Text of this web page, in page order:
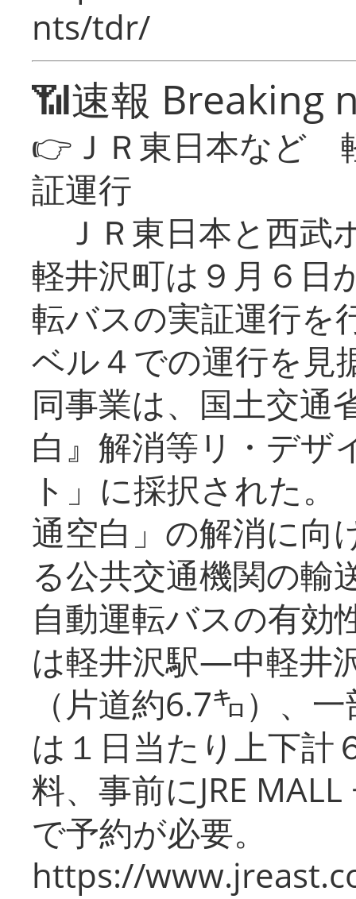
nts/tdr/
📶速報 Breaking
👉ＪＲ東日本など
証運行
ＪＲ東日本と西武
軽井沢町は９月６日
転バスの実証運行を
ベル４での運行を見
同事業は、国土交通
白』解消等リ・デザ
ト」に採択された
通空白」の解消に向
る公共交通機関の輸
自動運転バスの有効
は軽井沢駅―中軽井
（片道約6.7㌔）、
は１日当たり上下計
料、事前にJRE
で予約が必要。
https://